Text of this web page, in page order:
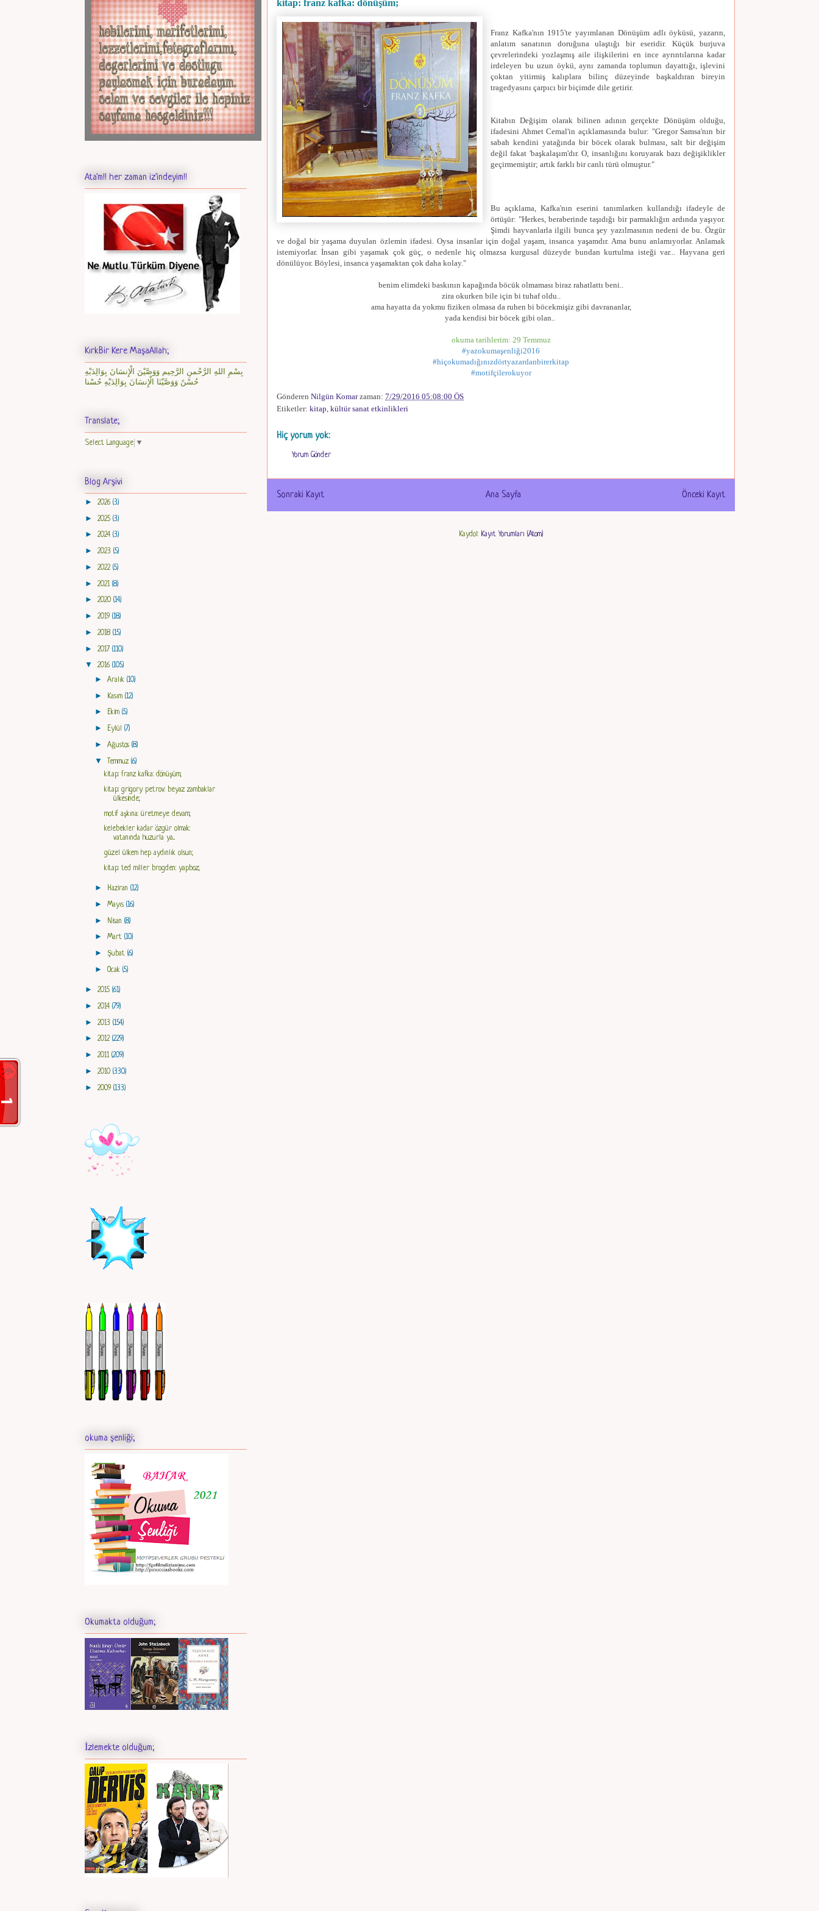
kitap: franz kafka: dönüşüm;
Franz Kafka'nın 1915'te yayımlanan Dönüşüm adlı öyküsü, yazarın,
anlatım sanatının doruğuna ulaştığı bir eseridir. Küçük burjuva
çevrelerindeki yozlaşmış aile ilişkilerini en ince ayrıntılarına kadar
irdeleyen bu uzun öykü, aynı zamanda toplumun dayattığı, işlevini
çoktan yitirmiş kalıplara bilinç düzeyinde başkaldıran bireyin
tragedyasını çarpıcı bir biçimde dile getirir.
Kitabın Değişim olarak bilinen adının gerçekte Dönüşüm olduğu,
ifadesini Ahmet Cemal'in açıklamasında bulur: "Gregor Samsa'nın bir
sabah kendini yatağında bir böcek olarak bulması, salt bir değişim
değil fakat 'başkalaşım'dır. O, insanlığını koruyarak bazı değişiklikler
geçirmemiştir; artık farklı bir canlı türü olmuştur."
Bu açıklama, Kafka'nın eserini tanımlarken kullandığı ifadeyle de
örtüşür: "Herkes, beraberinde taşıdığı bir parmaklığın ardında yaşıyor.
Şimdi hayvanlarla ilgili bunca şey yazılmasının nedeni de bu. Özgür
ve doğal bir yaşama duyulan özlemin ifadesi. Oysa insanlar için doğal yaşam, insanca yaşamdır. Ama bunu anlamıyorlar. Anlamak
istemiyorlar. İnsan gibi yaşamak çok güç, o nedenle hiç olmazsa kurgusal düzeyde bundan kurtulma isteği var... Hayvana geri
dönülüyor. Böylesi, insanca yaşamaktan çok daha kolay."
benim elimdeki baskının kapağında böcük olmaması biraz rahatlattı beni..
zira okurken bile için bi tuhaf oldu..
ama hayatta da yokmu fiziken olmasa da ruhen bi böcekmişiz gibi davrananlar,
yada kendisi bir böcek gibi olan..
okuma tarihlerim: 29 Temmuz
#yazokumaşenliği2016
#hiçokumadığınızdörtyazardanbirerkitap
#motifçilerokuyor
Gönderen Nilgün Komar zaman: 7/29/2016 05:08:00 ÖS
Etiketler: kitap kültür sanat etkinlikleri
Hiç yorum yok:
Yorum Gönder
Sonraki Kayıt Önceki Kayıt
Ana Sayfa
Kaydol: Kayıt Yorumları (Atom)
Ata'm!! her zaman iz'indeyim!!
KırkBir Kere MaşaAllah;
بِسْمِ اللهِ الرَّحْمنِ الرَّحِيم وَوَصَّيْنَ الْإِنسَانَ بِوَالِدَيْهِ
حُسْنً وَوَصَّيْنَا الْإِنسَانَ بِوَالِدَيْهِ حُسْنا
Translate;
Select Language ▼
Blog Arşivi
► 2026 (3)
► 2025 (3)
► 2024 (3)
► 2023 (5)
► 2022 (5)
► 2021 (8)
► 2020 (14)
► 2019 (18)
► 2018 (15)
► 2017 (110)
▼ 2016 (105)
► Aralık (10)
► Kasım (12)
► Ekim (5)
► Eylül (7)
► Ağustos (8)
▼Temmuz (6)
kitap: franz kafka: dönüşüm;
kitap: grigory petrov: beyaz zambaklar
ülkesinde;
motif aşkına: üretmeye devam;
kelebekler kadar özgür olmak:
vatanında huzurla ya...
güzel ülkem hep aydınlık olsun;
kitap: ted miller brogden: yapboz;
► Haziran (12)
► Mayıs (16)
► Nisan (8)
► Mart (10)
► Şubat (6)
► Ocak (5)
► 2015 (61)
► 2014 (79)
► 2013 (154)
► 2012 (229)
► 2011 (209)
► 2010 (330)
► 2009 (133)
okuma şenliği;
Okumakta olduğum;
İzlemekte olduğum;